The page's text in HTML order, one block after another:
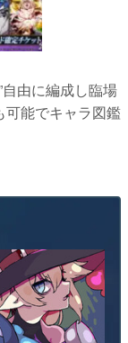
由に編成し臨場
可能でキャラ図鑑